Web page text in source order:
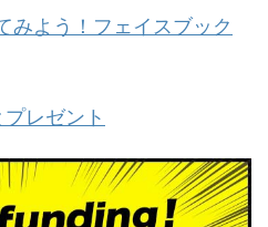
みよう！フェイスブック
レゼント